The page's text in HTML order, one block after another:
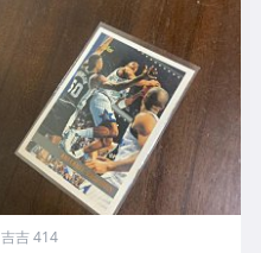
吉吉 414